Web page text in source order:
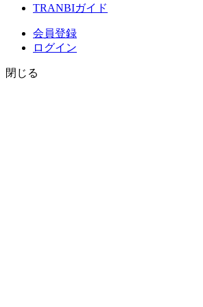
TRANBIガイド
会員登録
ログイン
閉じる